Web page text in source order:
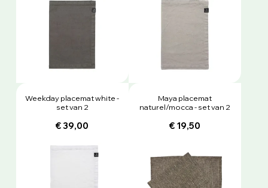
Weekday placemat white -
set van 2
€ 39,00
Maya placemat
naturel/mocca - set van 2
€ 19,50